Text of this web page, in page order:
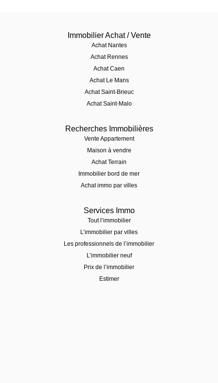
Immobilier Achat / Vente
Achat Nantes
Achat Rennes
Achat Caen
Achat Le Mans
Achat Saint-Brieuc
Achat Saint-Malo
Recherches Immobilières
Vente Appartement
Maison à vendre
Achat Terrain
Immobilier bord de mer
Achat immo par villes
Services Immo
Tout l’immobilier
L’immobilier par villes
Les professionnels de l’immobilier
L’immobilier neuf
Prix de l’immobilier
Estimer